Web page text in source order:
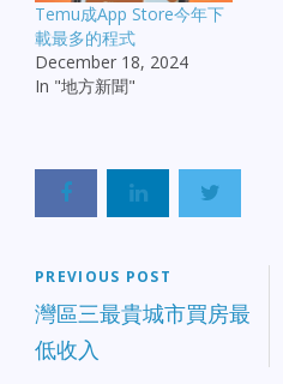
Temu成App Store今年下
載最多的程式
December 18, 2024
In "地方新聞"
PREVIOUS POST
灣區三最貴城市買房最
低收入